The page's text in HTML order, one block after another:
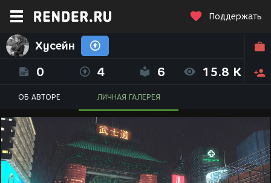
Поддержать
Хусейн
0 4 6 15.8 K
ОБ АВТОРЕ ЛИЧНАЯ ГАЛЕРЕЯ